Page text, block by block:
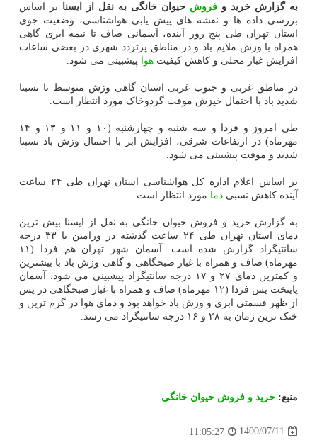
به گزارش خرید و فروش حیوان خانگی به نقل از ایسنا بر اساس
بررسی داده ها و نقشه های پیش یابی هواشناسی، وضعیت جوی
استان تهران طی پنج روز آینده، آسمانی صاف تا نیمه ابری گاهی
همراه با وزش ملایم باد و در مناطق پرتردد شهری در بعضی ساعات
افزایش غبار محلی و کاهش کیفیت هوا پیشبینی می شود.
در مناطق غربی و جنوب غربی استان گاهی وزش متوسط تا نسبتا
شدید باد با احتمال خیزش موقت گردوخاک مورد انتظار است.
طی امروز و فردا و سه شنبه و چهارشنبه (۱۰ و ۱۱ و ۱۳ و ۱۴
مهرماه) در ارتفاعات شرقی، افزایش ابر با احتمال وزش باد نسبتا
شدید و موقت پیشبینی می شود.
بر اساس اعلام اداره کل هواشناسی استان تهران طی ۲۴ ساعت
آینده کاهش نسبی دما مورد انتظار است.
به گزارش خرید و فروش حیوان خانگی به نقل از ایسنا بیش ترین
دمای استان تهران طی ۲۴ ساعت گذشته در ورامین با ۳۳ درجه
سانتیگراد گزارش شده است. آسمان شهر تهران هم فردا (۱۱
مهرماه) صاف و همراه با غبار صبحگاهی و گاهی وزش باد با بیشترین
و کمترین دمای ۲۷ و ۱۷ درجه سانتیگراد پیشبینی می شود. آسمان
پایتخت پس فردا (۱۲ مهرماه) صاف و همراه با غبار صبحگاهی در پس
از ظهر قسمتی ابری و وزش باد خواهد بود و دمای هوا در گرم ترین و
خنک ترین زمان به ۲۸ و ۱۶ درجه سانتیگراد می رسد.
منبع: خرید و فروش حیوان خانگی
1400/07/11
11:05:27